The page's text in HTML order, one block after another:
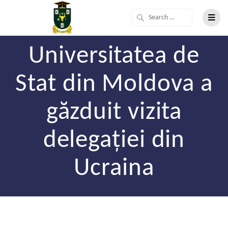
Universitatea de
Stat din Moldova a
găzduit vizita
delegației din
Ucraina